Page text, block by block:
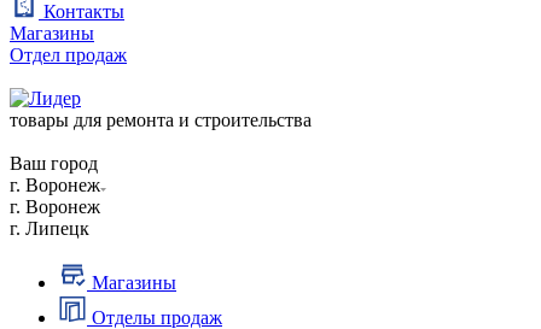
Контакты
Магазины
Отдел продаж
товары для ремонта и строительства
Ваш город
г. Воронеж
г. Воронеж
г. Липецк
Магазины
Отделы продаж